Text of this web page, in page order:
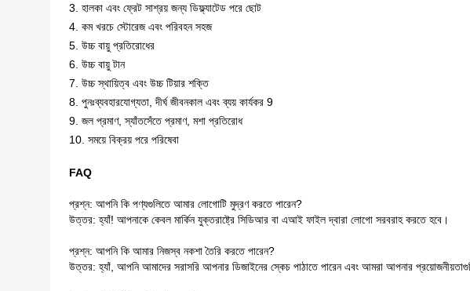
3. হালকা এবং ফ্রেট সাশ্রয় জন্য ডিফ্ল্যাটেড পরে ছোট
4. কম খরচে স্টোরেজ এবং পরিবহন সহজ
5. উচ্চ বায়ু প্রতিরোধের
6. উচ্চ বায়ু টান
7. উচ্চ স্থায়িত্ব এবং উচ্চ টিয়ার শক্তি
8. পুনঃব্যবহারযোগ্যতা, দীর্ঘ জীবনকাল এবং ব্যয় কার্যকর 9
9. জল প্রমাণ, স্যাঁতসেঁতে প্রমাণ, মশা প্রতিরোধ
10. সময়ে বিক্রয় পরে পরিষেবা
FAQ
প্রশ্ন: আপনি কি পণ্যগুলিতে আমার লোগোটি মুদ্রণ করতে পারেন?
উত্তর: হ্যাঁ! আপনাকে কেবল মার্কিন যুক্তরাষ্ট্রে সিডিআর বা এআই ফাইল দ্বারা লোগো সরবরাহ করতে হবে।
প্রশ্ন: আপনি কি আমার নিজস্ব নকশা তৈরি করতে পারেন?
উত্তর: হ্যাঁ, আপনি আমাদের সরাসরি আপনার ডিজাইনের স্কেচ পাঠাতে পারেন এবং আমরা আপনার